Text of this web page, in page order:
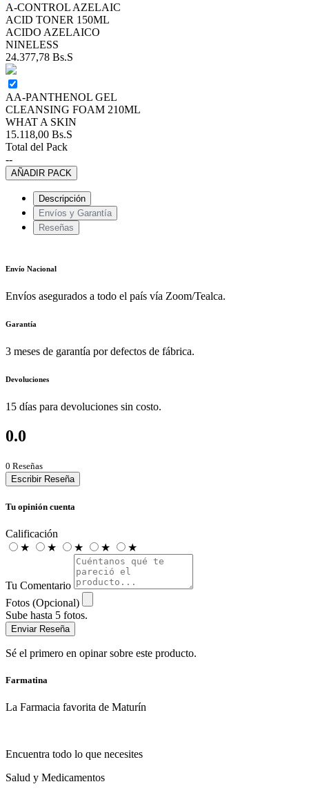
A-CONTROL AZELAIC
ACID TONER 150ML
ACIDO AZELAICO
NINELESS
24.377,78 Bs.S
AA-PANTHENOL GEL
CLEANSING FOAM 210ML
WHAT A SKIN
15.118,00 Bs.S
Total del Pack
--
AÑADIR PACK
Descripción
Envíos y Garantía
Reseñas
Envío Nacional
Envíos asegurados a todo el país vía Zoom/Tealca.
Garantía
3 meses de garantía por defectos de fábrica.
Devoluciones
15 días para devoluciones sin costo.
0.0
0 Reseñas
Escribir Reseña
Tu opinión cuenta
Calificación
★
★ ★ ★ ★
Tu Comentario
Fotos (Opcional)
Sube hasta 5 fotos.
Enviar Reseña
Sé el primero en opinar sobre este producto.
Farmatina
La Farmacia favorita de Maturín
Encuentra todo lo que necesites
Salud y Medicamentos